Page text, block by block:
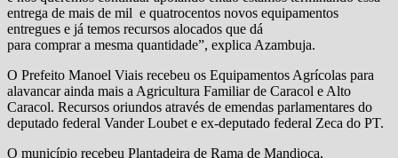
entrega de mais de mil e quatrocentos novos equipamentos
entregues e já temos recursos alocados que dá
para comprar a mesma quantidade”, explica Azambuja.
O Prefeito Manoel Viais recebeu os Equipamentos Agrícolas para
alavancar ainda mais a Agricultura Familiar de Caracol e Alto
Caracol. Recursos oriundos através de emendas parlamentares do
deputado federal Vander Loubet e ex-deputado federal Zeca do PT.
O município recebeu Plantadeira de Rama de Mandioca,